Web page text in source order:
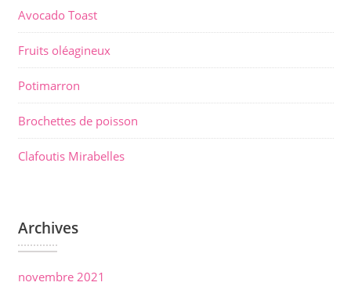
o
n
d
e
Avocado Toast
Fruits oléagineux
Potimarron
Brochettes de poisson
Clafoutis Mirabelles
Archives
novembre 2021